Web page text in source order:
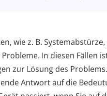
wie z. B. Systemabstürze,
In diesen Fällen
zur Lösung des
Antwort auf die